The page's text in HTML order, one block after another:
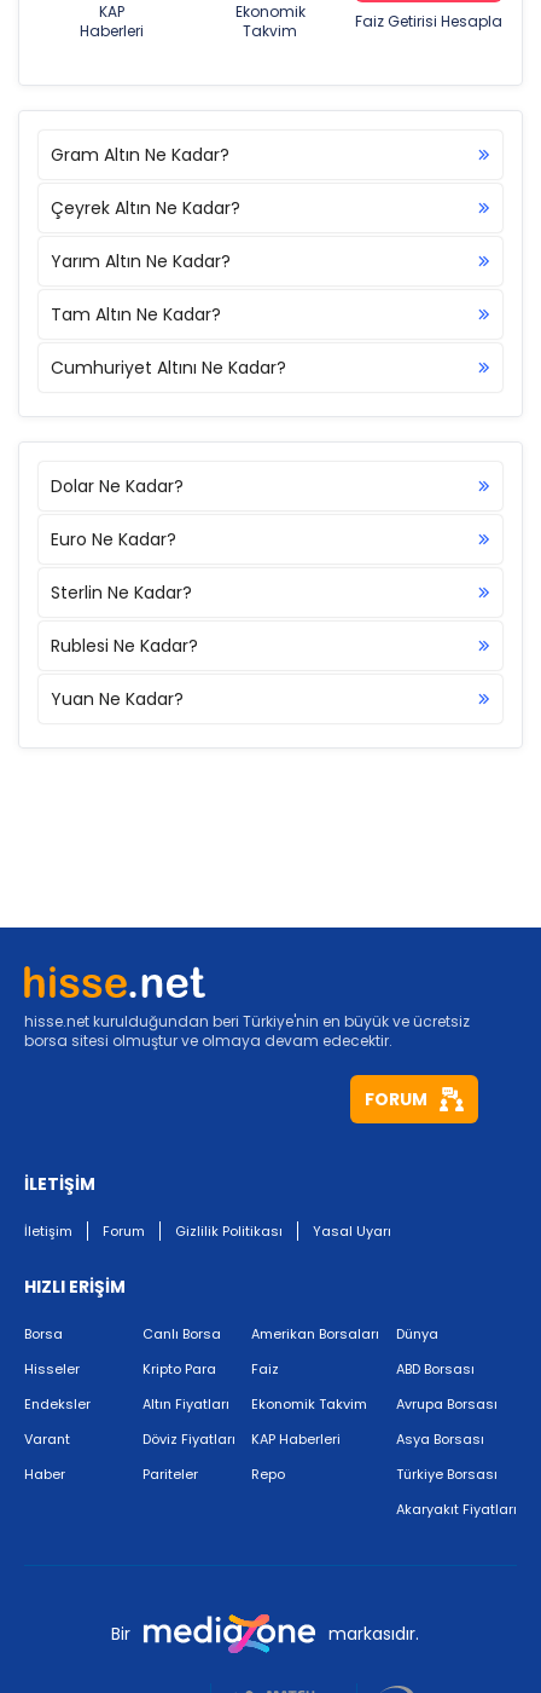
KAP
Haberleri
Ekonomik
Takvim
Faiz Getirisi Hesapla
Gram Altın Ne Kadar?
Çeyrek Altın Ne Kadar?
Yarım Altın Ne Kadar?
Tam Altın Ne Kadar?
Cumhuriyet Altını Ne Kadar?
Dolar Ne Kadar?
Euro Ne Kadar?
Sterlin Ne Kadar?
Rublesi Ne Kadar?
Yuan Ne Kadar?
hisse.net kurulduğundan beri Türkiye'nin en büyük ve ücretsiz
borsa sitesi olmuştur ve olmaya devam edecektir.
FORUM
İLETİŞİM
İletişim Forum Gizlilik Politikası Yasal Uyarı
HIZLI ERİŞİM
Borsa
Hisseler
Endeksler
Varant
Haber
Canlı Borsa
Kripto Para
Altın Fiyatları
Döviz Fiyatları
Pariteler
Amerikan Borsaları
Faiz
Ekonomik Takvim
KAP Haberleri
Repo
Dünya
ABD Borsası
Avrupa Borsası
Asya Borsası
Türkiye Borsası
Akaryakıt Fiyatları
Bir markasıdır.